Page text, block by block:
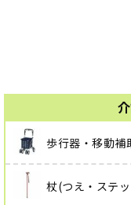
歩行器・移動補
杖(つえ・ステ